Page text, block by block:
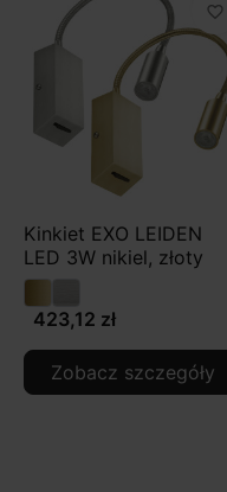
favorite_border
Kinkiet EXO LEIDEN
LED 3W nikiel, złoty
423,12 zł
Zobacz szczegóły